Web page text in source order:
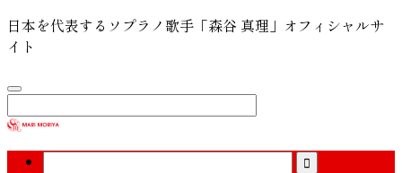
日本を代表するソプラノ歌手「森谷 真理」オフィシャルサ
イト